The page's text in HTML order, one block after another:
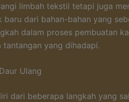
limbah tekstil tetapi juga
dari bahan-bahan yang
dalam proses pembuatan
tantangan yang dihadapi.
Ulang
dari beberapa langkah yang